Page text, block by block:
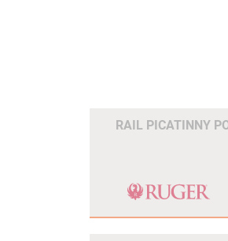
RAIL PICATINNY